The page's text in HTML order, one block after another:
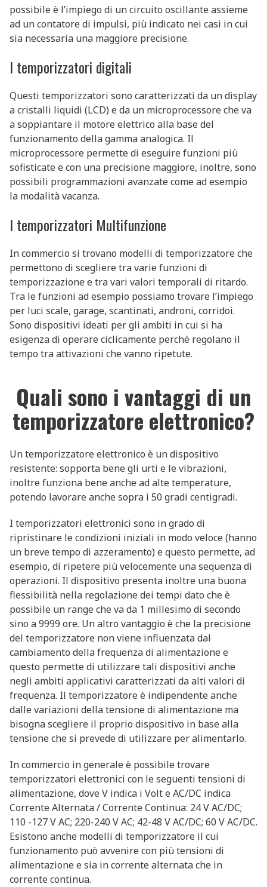
possibile è l’impiego di un circuito oscillante assieme
ad un contatore di impulsi, più indicato nei casi in cui
sia necessaria una maggiore precisione.
I temporizzatori digitali
Questi temporizzatori sono caratterizzati da un display
a cristalli liquidi (LCD) e da un microprocessore che va
a soppiantare il motore elettrico alla base del
funzionamento della gamma analogica. Il
microprocessore permette di eseguire funzioni più
sofisticate e con una precisione maggiore, inoltre, sono
possibili programmazioni avanzate come ad esempio
la modalità vacanza.
I temporizzatori Multifunzione
In commercio si trovano modelli di temporizzatore che
permettono di scegliere tra varie funzioni di
temporizzazione e tra vari valori temporali di ritardo.
Tra le funzioni ad esempio possiamo trovare l’impiego
per luci scale, garage, scantinati, androni, corridoi.
Sono dispositivi ideati per gli ambiti in cui si ha
esigenza di operare ciclicamente perché regolano il
tempo tra attivazioni che vanno ripetute.
Quali sono i vantaggi di un
temporizzatore elettronico?
Un temporizzatore elettronico è un dispositivo
resistente: sopporta bene gli urti e le vibrazioni,
inoltre funziona bene anche ad alte temperature,
potendo lavorare anche sopra i 50 gradi centigradi.
I temporizzatori elettronici sono in grado di
ripristinare le condizioni iniziali in modo veloce (hanno
un breve tempo di azzeramento) e questo permette, ad
esempio, di ripetere più velocemente una sequenza di
operazioni. Il dispositivo presenta inoltre una buona
flessibilità nella regolazione dei tempi dato che è
possibile un range che va da 1 millesimo di secondo
sino a 9999 ore. Un altro vantaggio è che la precisione
del temporizzatore non viene influenzata dal
cambiamento della frequenza di alimentazione e
questo permette di utilizzare tali dispositivi anche
negli ambiti applicativi caratterizzati da alti valori di
frequenza. Il temporizzatore è indipendente anche
dalle variazioni della tensione di alimentazione ma
bisogna scegliere il proprio dispositivo in base alla
tensione che si prevede di utilizzare per alimentarlo.
In commercio in generale è possibile trovare
temporizzatori elettronici con le seguenti tensioni di
alimentazione, dove V indica i Volt e AC/DC indica
Corrente Alternata / Corrente Continua: 24 V AC/DC;
110 -127 V AC; 220-240 V AC; 42-48 V AC/DC; 60 V AC/DC.
Esistono anche modelli di temporizzatore il cui
funzionamento può avvenire con più tensioni di
alimentazione e sia in corrente alternata che in
corrente continua.